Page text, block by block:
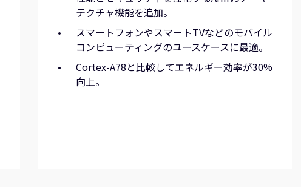
テクチャ機能を追加。
スマートフォンやスマートTVなどのモバイル
コンピューティングのユースケースに最適。
Cortex-A78と比較してエネルギー効率が30%
向上。